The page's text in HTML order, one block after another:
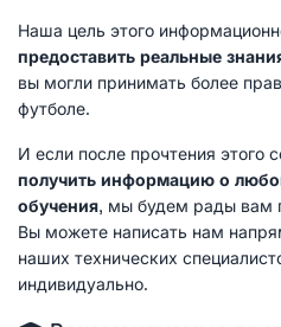
Наша цель этого
предоставить реальные
вы могли принимать более
футболе.
И если после прочтения этого
получить информацию о
обучения, мы будем рады вам
Вы можете написать нам
наших технических
индивидуально.